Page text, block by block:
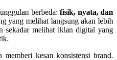
berbeda:fisik, nyata, dan
yang melihat langsung akan lebih
sekadar melihat iklan digital yang
kesan konsistensi brand.